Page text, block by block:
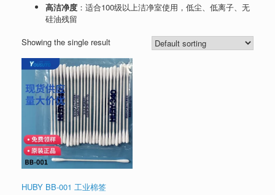
高洁净度 ：适合100级以上洁净室使用，低尘、低离子、无
硅油残留
Showing the single result
HUBY BB-001 工业棉签